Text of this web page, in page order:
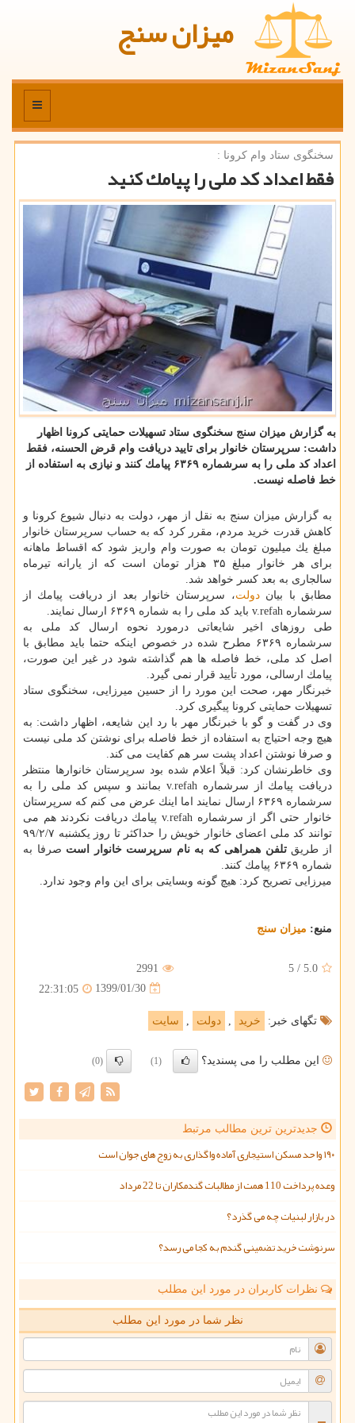
میزان سنج
منو
سخنگوی ستاد وام كرونا :
فقط اعداد كد ملی را پیامك كنید
به گزارش میزان سنج سخنگوی ستاد تسهیلات حمایتی كرونا اظهار
داشت: سرپرستان خانوار برای تایید دریافت وام قرض الحسنه، فقط
اعداد كد ملی را به سرشماره ۶۳۶۹ پیامك كنند و نیازی به استفاده از
خط فاصله نیست.
به گزارش میزان سنج به نقل از مهر، دولت به دنبال شیوع كرونا و
كاهش قدرت خرید مردم، مقرر كرد كه به حساب سرپرستان خانوار
مبلغ یك میلیون تومان به صورت وام واریز شود كه اقساط ماهانه
برای هر خانوار مبلغ ۳۵ هزار تومان است كه از یارانه تیرماه
سالجاری به بعد كسر خواهد شد.
مطابق با بیاندولت، سرپرستان خانوار بعد از دریافت پیامك از
سرشماره v.refah باید كد ملی را به شماره ۶۳۶۹ ارسال نمایند.
طی روزهای اخیر شایعاتی درمورد نحوه ارسال كد ملی به
سرشماره ۶۳۶۹ مطرح شده در خصوص اینكه حتما باید مطابق با
اصل كد ملی، خط فاصله ها هم گذاشته شود در غیر این صورت،
پیامك ارسالی، مورد تأیید قرار نمی گیرد.
خبرنگار مهر، صحت این مورد را از حسین میرزایی، سخنگوی ستاد
تسهیلات حمایتی كرونا پیگیری كرد.
وی در گفت و گو با خبرنگار مهر با رد این شایعه، اظهار داشت: به
هیچ وجه احتیاج به استفاده از خط فاصله برای نوشتن كد ملی نیست
و صرفا نوشتن اعداد پشت سر هم كفایت می كند.
وی خاطرنشان كرد: قبلاً اعلام شده بود سرپرستان خانوارها منتظر
دریافت پیامك از سرشماره v.refah بمانند و سپس كد ملی را به
سرشماره ۶۳۶۹ ارسال نمایند اما اینك عرض می كنم كه سرپرستان
خانوار حتی اگر از سرشماره v.refah پیامك دریافت نكردند هم می
توانند كد ملی اعضای خانوار خویش را حداكثر تا روز یكشنبه ۹۹/۲/۷
از طریقتلفن همراهی كه به نام سرپرست خانوار است صرفا به
شماره ۶۳۶۹ پیامك كنند.
میرزایی تصریح كرد: هیچ گونه وبسایتی برای این وام وجود ندارد.
منبع: میزان سنج
5.0
/
5
2991
1399/01/30
22:31:05
تگهای خبر: خرید , دولت , سایت
این مطلب را می پسندید؟ (1)
(0)
جدیدترین ترین مطالب مرتبط
۱۹۰ واحد مسکن استیجاری آماده واگذاری به زوج های جوان است
وعده پرداخت 110 همت از مطالبات گندمکاران تا 22 مرداد
در بازار لبنیات چه می گذرد؟
سرنوشت خرید تضمینی گندم به کجا می رسد؟
نظرات کاربران در مورد این مطلب
نظر شما در مورد این مطلب